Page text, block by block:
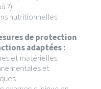
?)
nutritionnelles
de protection
adaptées :
et matérielles
et